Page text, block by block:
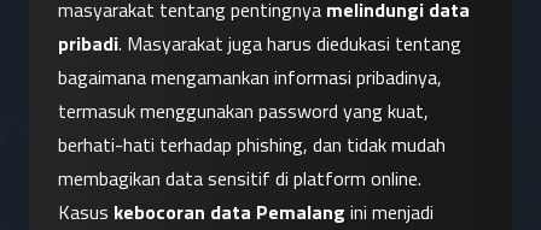
masyarakat tentang pentingnya melindungi data
pribadi. Masyarakat juga harus diedukasi tentang
bagaimana mengamankan informasi pribadinya,
termasuk menggunakan password yang kuat,
berhati-hati terhadap phishing, dan tidak mudah
membagikan data sensitif di platform online.
Kasus kebocoran data Pemalang ini menjadi